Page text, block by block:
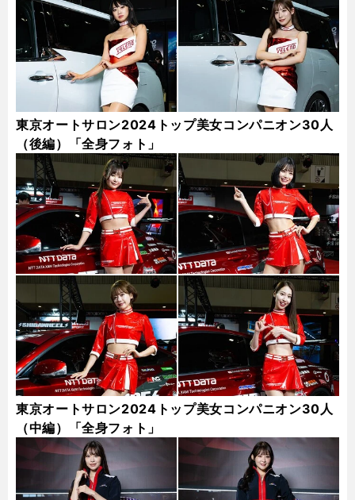
東京オートサロン2024トップ美女コンパニオン30人
（後編）「全身フォト」
東京オートサロン2024トップ美女コンパニオン30人
（中編）「全身フォト」